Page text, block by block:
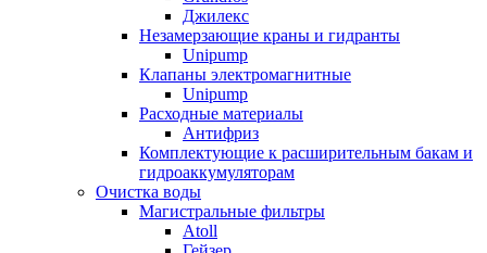
Джилекс
Незамерзающие краны и гидранты
Unipump
Клапаны электромагнитные
Unipump
Расходные материалы
Антифриз
Комплектующие к расширительным бакам и
гидроаккумуляторам
Очистка воды
Магистральные фильтры
Atoll